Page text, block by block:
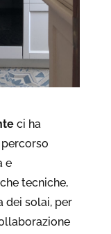
ci ha
e
tecniche,
dei solai, per